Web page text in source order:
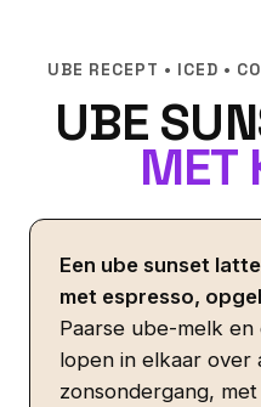
UBE RECEPT • ICED •
UBE
MET
Een ube sunset
met espresso,
Paarse ube-melk
lopen in elkaar over
zonsondergang,